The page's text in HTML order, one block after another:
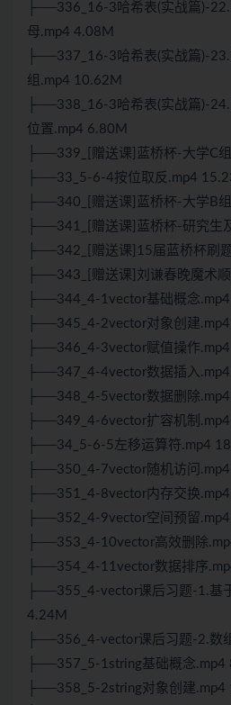
├──336_16-3哈希表(实战篇)-
母.mp4 4.08M
├──337_16-3哈希表(实战篇)-
组.mp4 10.62M
├──338_16-3哈希表(实战篇)-
位置.mp4 6.80M
├──339_[赠送课]蓝桥杯-大学C
├──33_5-6-4按位取反.mp4
├──340_[赠送课]蓝桥杯-大学B
├──341_[赠送课]蓝桥杯-研究生
├──342_[赠送课]15届蓝桥杯刷
├──343_[赠送课]刘谦春晚魔术
├──344_4-1vector基础概念
├──345_4-2vector对象创建
├──346_4-3vector赋值操作
├──347_4-4vector数据插入
├──348_4-5vector数据删除
├──349_4-6vector扩容机制
├──34_5-6-5左移运算符.mp4
├──350_4-7vector随机访问
├──351_4-8vector内存交换
├──352_4-9vector空间预留
├──353_4-10vector高效删除
├──354_4-11vector数据排序
├──355_4-vector课后习题-1.基
4.24M
├──356_4-vector课后习题-2.数
├──357_5-1string基础概念.mp4
├──358_5-2string对象创建.mp4